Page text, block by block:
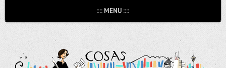
:::: MENU ::::